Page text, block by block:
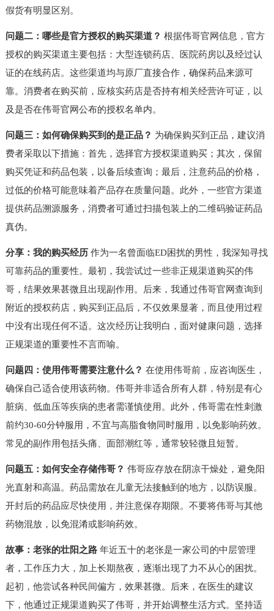
假货有明显区别。
问题二：哪些是官方授权的购买渠道？ 根据伟哥官网信息，官方
授权的购买渠道主要包括：大型连锁药店、医院药房以及经过认
证的在线药店。这些渠道均与原厂直接合作，确保药品来源可
靠。消费者在购买前，应核实药店是否持有相关经营许可证，以
及是否在伟哥官网公布的授权名单内。
问题三：如何确保购买到的是正品？ 为确保购买到正品，建议消
费者采取以下措施：首先，选择官方授权渠道购买；其次，保留
购买凭证和药品包装，以备后续查询；最后，注意药品的价格，
过低的价格可能意味着产品存在质量问题。此外，一些官方渠道
提供药品溯源服务，消费者可通过扫描包装上的二维码验证药品
真伪。
分享：我的购买经历作为一名曾面临ED困扰的男性，我深知寻找
可靠药品的重要性。最初，我尝试过一些非正规渠道购买的伟
哥，结果效果甚微且出现副作用。后来，我通过伟哥官网查询到
附近的授权药店，购买到正品后，不仅效果显著，而且使用过程
中没有出现任何不适。这次经历让我明白，面对健康问题，选择
正规渠道的重要性不言而喻。
问题四：使用伟哥需要注意什么？ 在使用伟哥前，应咨询医生，
确保自己适合使用该药物。伟哥并非适合所有人群，特别是有心
脏病、低血压等疾病的患者需谨慎使用。此外，伟哥需在性刺激
前约30-60分钟服用，不宜与高脂食物同时服用，以免影响药效。
常见的副作用包括头痛、面部潮红等，通常较轻微且短暂。
问题五：如何安全存储伟哥？ 伟哥应存放在阴凉干燥处，避免阳
光直射和高温。药品需放在儿童无法接触到的地方，以防误服。
开封后的药品应尽快使用，并注意保存期限。不要将伟哥与其他
药物混放，以免混淆或影响药效。
故事：老张的壮阳之路年近五十的老张是一家公司的中层管理
者，工作压力大，加上长期熬夜，逐渐出现了力不从心的困扰。
起初，他尝试各种民间偏方，效果甚微。后来，在医生的建议
下，他通过正规渠道购买了伟哥，并开始调整生活方式。坚持适